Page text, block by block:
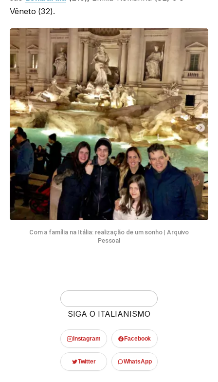
Vêneto (32).
Com a família na Itália: realização de um sonho | Arquivo
Pessoal
SIGA O ITALIANISMO
Instagram Facebook
Twitter WhatsApp